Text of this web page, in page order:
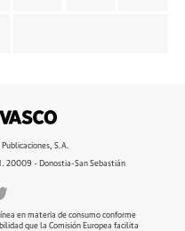
S.A.
20009 - Donostia-San Sebastián
en materia de consumo conforme
que la Comisión Europea facilita